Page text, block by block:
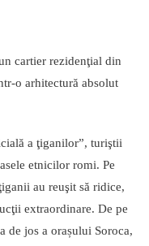
cartier rezidenţial din
o arhitectură absolut
a ţiganilor”, turiştii
etnicilor romi. Pe
au reuşit să ridice,
extraordinare. De pe
de jos a orașului Soroca,